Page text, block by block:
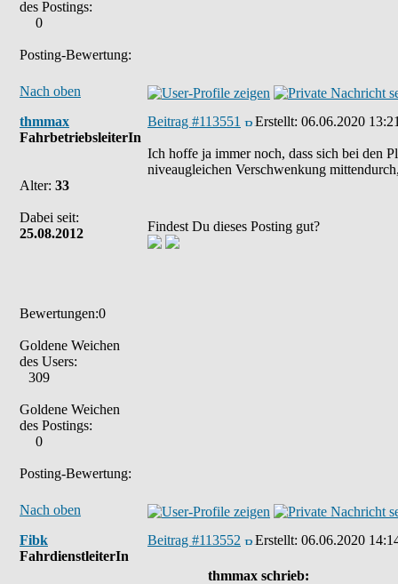
des Postings:
0
Posting-Bewertung:
Nach oben
thmmax
FahrbetriebsleiterIn
Alter: 33
Dabei seit:
25.08.2012
Bewertungen:0
Goldene Weichen
des Users:
309
Goldene Weichen
des Postings:
0
Posting-Bewertung:
Beitrag #113551 Erstellt: 06.06.2020
Ich hoffe ja immer noch, dass sich bei den
niveaugleichen Verschwenkung
Findest Du dieses Posting gut?
Nach oben
Fibk
FahrdienstleiterIn
Beitrag #113552 Erstellt: 06.06.2020
thmmax schrieb: